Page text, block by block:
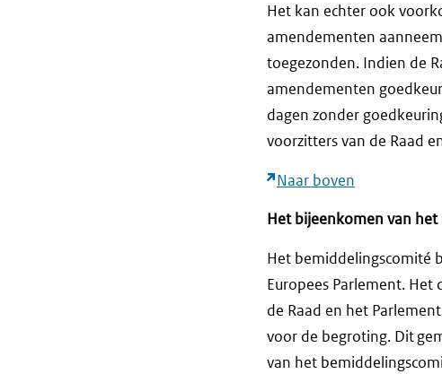
Het kan echter ook
amendementen
toegezonden. Indien de
amendementen
dagen zonder
voorzitters van de Raad
Naar boven
Het bijeenkomen van
Het bemiddelingscomité
Europees Parlement.
de Raad en het
voor de begroting. Dit
van het